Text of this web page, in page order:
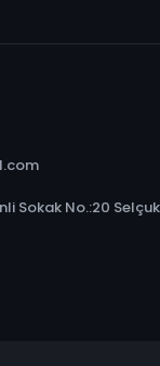
Sokak No.:20